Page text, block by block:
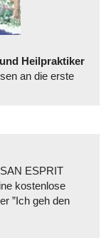
Heilpraktiker
an die erste
ESPRIT
kostenlose
”Ich geh den